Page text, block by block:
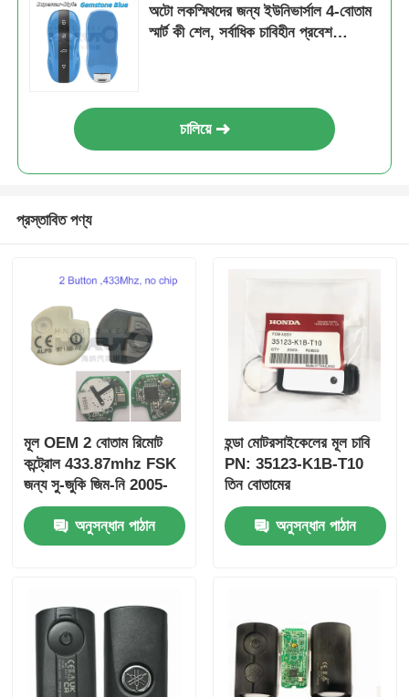
একক কোণ মিলিং কাটার
ট্রান্সপন্ডার চিপ
তালা প্রস্তুতকারক যন্ত্র
অটো লকস্মিথদের জন্য ইউনিভার্সাল 4-বোতাম
স্মার্ট কী শেল, সর্বাধিক চাবিহীন প্রবেশ
চালিয়ে
প্রস্তাবিত পণ্য
মূল OEM 2 বোতাম রিমোট
কন্ট্রোল 433.87mhz FSK
জন্য সু-জুকি জিম-নি 2005-
2017 ছাড়া চিপ 37182-A7
শুধুমাত্র নিয়ন্ত্রণ জন্য পাইকারি
MOQ 50pcs
অনুসন্ধান পাঠান
হন্ডা মোটরসাইকেলের মূল চাবি
PN: 35123-K1B-T10
তিন বোতামের
FSK433.92MHz
ID47chip দূরবর্তী গাড়ির চাবি
অনুসন্ধান পাঠান